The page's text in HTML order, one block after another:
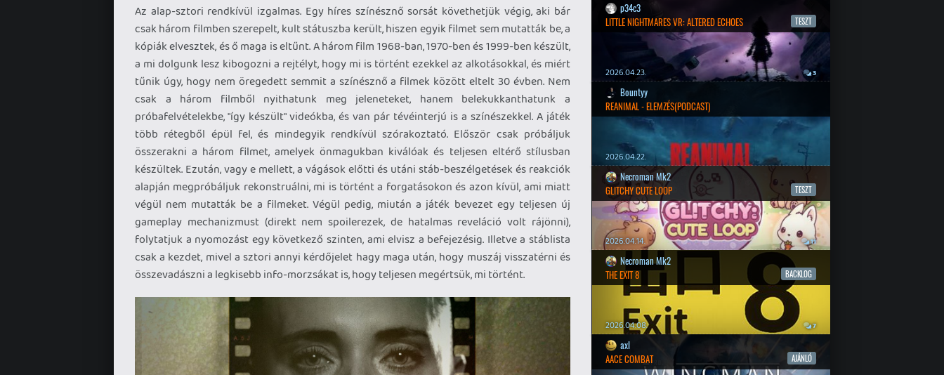
Az alap-sztori rendkívül izgalmas. Egy híres színésznő sorsát követhetjük végig, aki bár
csak három filmben szerepelt, kult státuszba került, hiszen egyik filmet sem mutatták be, a
kópiák elvesztek, és ő maga is eltűnt. A három film 1968-ban, 1970-ben és 1999-ben készült,
a mi dolgunk lesz kibogozni a rejtélyt, hogy mi is történt ezekkel az alkotásokkal, és miért
tűnik úgy, hogy nem öregedett semmit a színésznő a filmek között eltelt 30 évben. Nem
csak a három filmből nyithatunk meg jeleneteket, hanem belekukkanthatunk a
próbafelvételekbe, "így készült" videókba, és van pár tévéinterjú is a színészekkel. A játék
több rétegből épül fel, és mindegyik rendkívül szórakoztató. Először csak próbáljuk
összerakni a három filmet, amelyek önmagukban kiválóak és teljesen eltérő stílusban
készültek. Ezután, vagy e mellett, a vágások előtti és utáni stáb-beszélgetések és reakciók
alapján megpróbáljuk rekonstruálni, mi is történt a forgatásokon és azon kívül, ami miatt
végül nem mutatták be a filmeket. Végül pedig, miután a játék bevezet egy teljesen új
gameplay mechanizmust (direkt nem spoilerezek, de hatalmas reveláció volt rájönni),
folytatjuk a nyomozást egy következő szinten, ami elvisz a befejezésig. Illetve a stáblista
csak a kezdet, mivel a sztori annyi kérdőjelet hagy maga után, hogy muszáj visszatérni és
összevadászni a legkisebb info-morzsákat is, hogy teljesen megértsük, mi történt.
p34c3
LITTLE NIGHTMARES VR: ALTERED ECHOES
TESZT
2026.04.23. 3
Bountyy
REANIMAL - ELEMZÉS(PODCAST)
2026.04.22.
Necroman Mk2
GLITCHY CUTE LOOP
TESZT
2026.04.14. 11
Necroman Mk2
THE EXIT 8
BACKLOG
2026.04.08. 7
axl
AACE COMBAT
AJÁNLÓ